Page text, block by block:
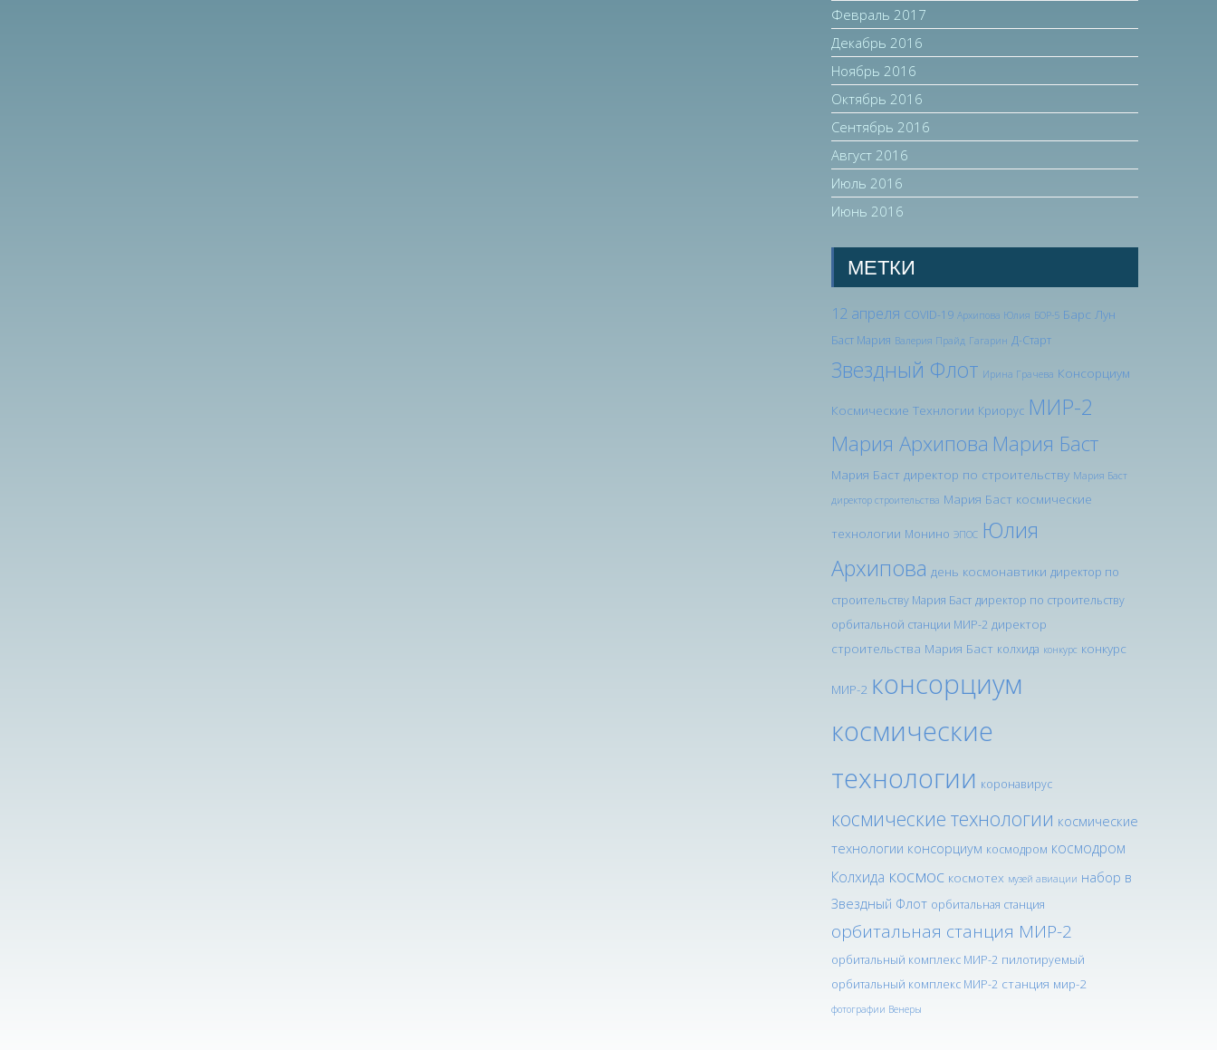
Февраль 2017
Декабрь 2016
Ноябрь 2016
Октябрь 2016
Сентябрь 2016
Август 2016
Июль 2016
Июнь 2016
МЕТКИ
12 апреля COVID-19 Архипова Юлия БОР-5 Барс Лун
Баст Мария Валерия Прайд Гагарин Д-Старт
Звездный Флот Ирина Грачева Консорциум
Космические Технлогии Криорус МИР-2
Мария Архипова Мария Баст
Мария Баст директор по строительству Мария Баст
директор строительства Мария Баст космические
технологии Монино ЭПОС Юлия
Архипова день космонавтики директор по
строительству Мария Баст директор по строительству
орбитальной станции МИР-2 директор
строительства Мария Баст колхида конкурс конкурс
МИР-2 консорциум
космические
технологии коронавирус
космические технологии космические
технологии консорциум космодром космодром
Колхида космос космотех музей авиации набор в
Звездный Флот орбитальная станция
орбитальная станция МИР-2
орбитальный комплекс МИР-2 пилотируемый
орбитальный комплекс МИР-2 станция мир-2
фотографии Венеры